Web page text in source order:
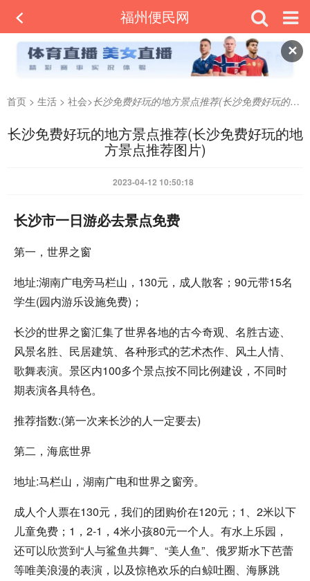
✕
福州便民网
首页 > 生活 > 社会>长沙免费好玩的地方景点推荐(长沙免费好玩的地方景点推荐图片)
长沙免费好玩的地方景点推荐(长沙免费好玩的地
方景点推荐图片)
2023-04-12 10:50:18
长沙市一日游必去景点免费
第一，世界之窗
地址:湖南广电旁马栏山，130元，成人散客；90元带15名
学生(园内游乐设施免费)；
长沙的世界之窗汇集了世界各地的古今奇观、名胜古迹、
风景名胜、民居建筑、各种形式的艺术杰作、风土人情、
歌舞表演。景区内100多个景点按不同比例建设，不同时
期表演各具特色。
推荐指数:(第一次来长沙的人一定要去)
第二，海底世界
地址:马栏山，湖南广电和世界之窗旁。
成人个人票在130元，我们的团购价在120元；1、2米以下
儿童免费；1，2-1，4米小孩80元一个人。有水上乐园，
还可以欣赏到“人与鲨鱼共舞”、“美人鱼”、俄罗斯水下芭蕾
等唯美浪漫的表演，以及惊艳欢乐的白鲸吐圈、海豚跳